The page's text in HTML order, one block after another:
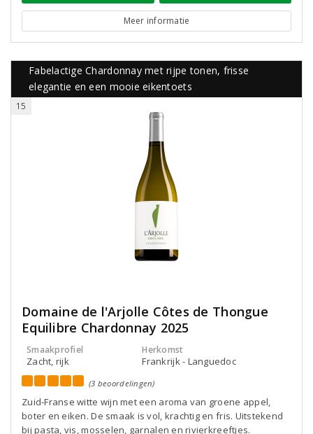
Meer informatie
Fabelactige Chardonnay met rijpe tonen, frisse
elegantie en een mooie eikentoets
15
Domaine de l'Arjolle Côtes de Thongue
Equilibre Chardonnay 2025
Smaakprofiel
Zacht, rijk
Herkomst
Frankrijk - Languedoc
(3 beoordelingen)
Zuid-Franse witte wijn met een aroma van groene appel,
boter en eiken. De smaak is vol, krachtig en fris. Uitstekend
bij pasta, vis, mosselen, garnalen en rivierkreeftjes.